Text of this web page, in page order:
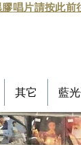
唱片請按此
其它 藍